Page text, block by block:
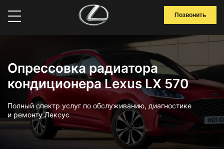
Позвонить
Опрессовка радиатора
кондиционера Lexus LX 570
Полный спектр услуг по обслуживанию, диагностике
и ремонту Лексус